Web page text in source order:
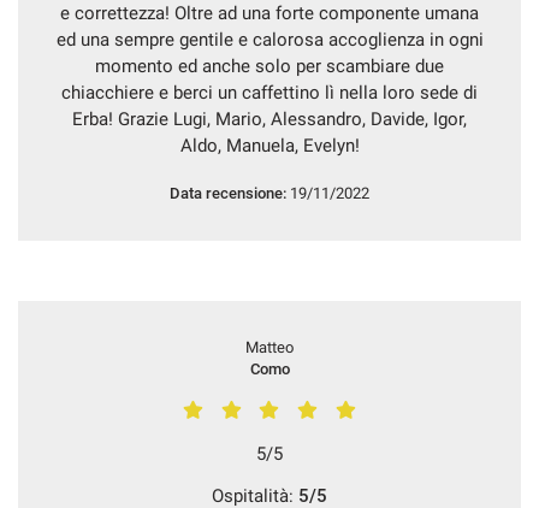
e correttezza! Oltre ad una forte componente umana
ed una sempre gentile e calorosa accoglienza in ogni
momento ed anche solo per scambiare due
chiacchiere e berci un caffettino lì nella loro sede di
Erba! Grazie Lugi, Mario, Alessandro, Davide, Igor,
Aldo, Manuela, Evelyn!
Data recensione: 19/11/2022
Matteo
Como
5/5
Ospitalità: 5/5